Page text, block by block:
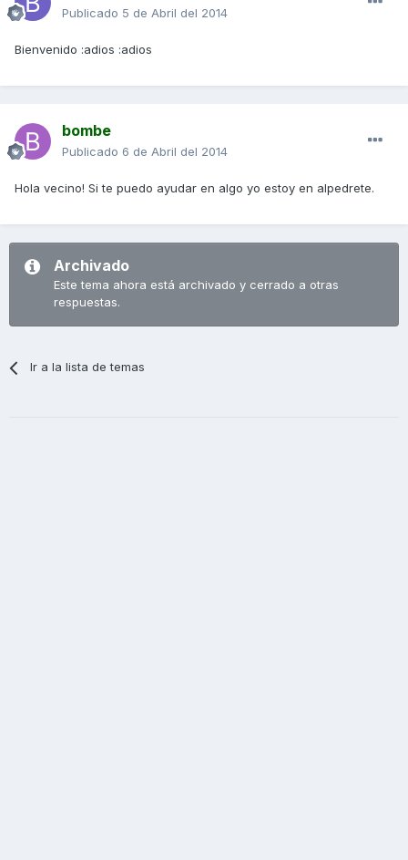
Publicado 5 de Abril del 2014
Bienvenido :adios :adios
bombe
Publicado 6 de Abril del 2014
Hola vecino! Si te puedo ayudar en algo yo estoy en alpedrete.
Archivado
Este tema ahora está archivado y cerrado a otras
respuestas.
Ir a la lista de temas